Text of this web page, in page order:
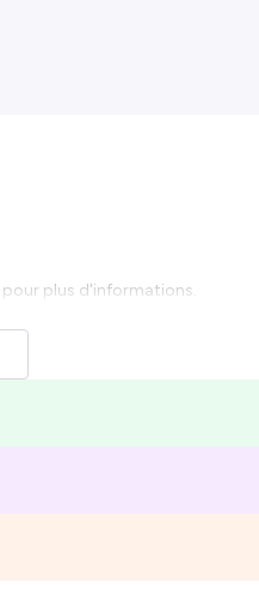
pour plus d'informations.